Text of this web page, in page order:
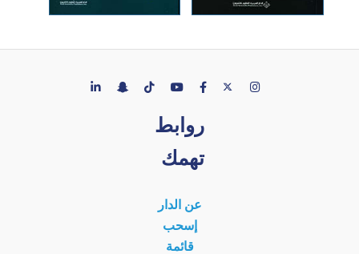
روابط
تهمك
عن الدار
إسحب
قائمة